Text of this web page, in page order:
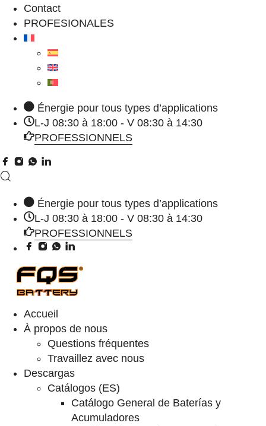
Contact
PROFESIONALES
Énergie pour tous types d’applications
L-J 08:30 à 18:00 - V 08:30 à 14:30
PROFESSIONNELS
Énergie pour tous types d’applications
L-J 08:30 à 18:00 - V 08:30 à 14:30
PROFESSIONNELS
Accueil
À propos de nous
Questions fréquentes
Travaillez avec nous
Descargas
Catálogos (ES)
Catálogo General de Baterías y
Acumuladores